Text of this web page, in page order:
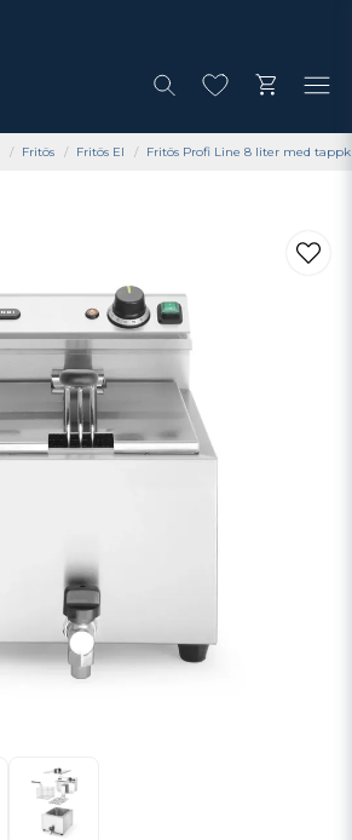
Fritös Fritös El Fritös Profi Line 8 liter med